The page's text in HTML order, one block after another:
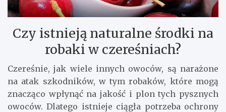
Czy istnieją naturalne środki na
robaki w czereśniach?
Czereśnie, jak wiele innych owoców, są narażone
na atak szkodników, w tym robaków, które mogą
znacząco wpłynąć na jakość i plon tych pysznych
owoców. Dlatego istnieje ciągła potrzeba ochrony